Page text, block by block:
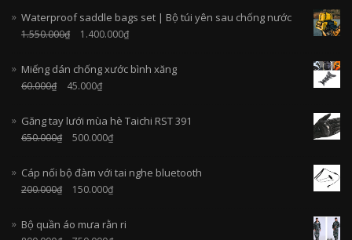
Waterproof saddle bags set | Bộ túi yên sau chống nước
1.550.000₫ 1.400.000₫
Miếng dán chống xước bình xăng
60.000₫ 45.000₫
Găng tay lưới mùa hè Taichi RST 391
650.000₫ 500.000₫
Cáp nối bộ đàm với tai nghe bluetooth
200.000₫ 150.000₫
Bộ quần áo mưa rằn ri